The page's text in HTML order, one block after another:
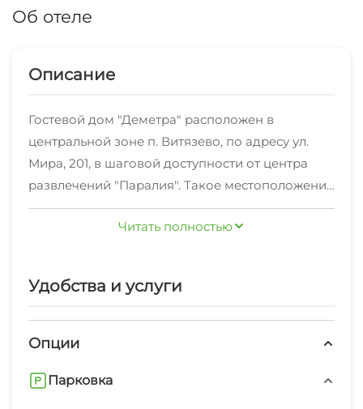
Об отеле
Описание
Гостевой дом "Деметра" расположен в
центральной зоне п. Витязево, по адресу ул.
Мира, 201, в шаговой доступности от центра
развлечений "Паралия". Такое местоположение
даёт нашим гостям возможность выбрать
развлечение по душе - будь то аквапарк
20 минут приятной прогулки, и Вы попадаете
доступности от отеля находится остановка
сможете добраться до центра Анапы.
Читать полностью
Удобства и услуги
Опции
Парковка